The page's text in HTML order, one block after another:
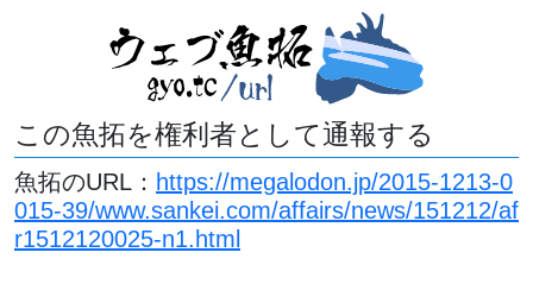
この魚拓を権利者として通報する
魚拓のURL： https://megalodon.jp/2015-1213-0
015-39/www.sankei.com/affairs/news/151212/af
r1512120025-n1.html